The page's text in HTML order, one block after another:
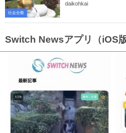
社会全般
daikohkai
Switch Newsアプリ（iOS